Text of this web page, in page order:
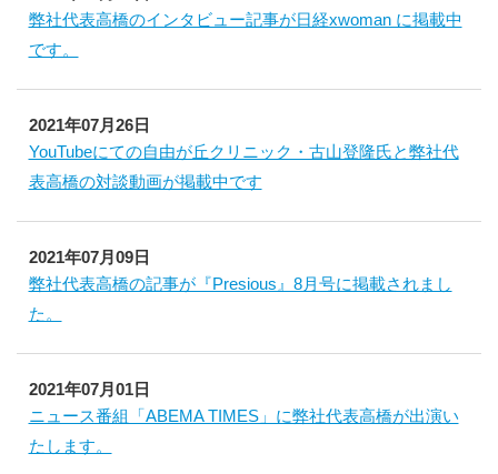
弊社代表高橋のインタビュー記事が日経xwoman に掲載中
です。
2021年07月26日
YouTubeにての自由が丘クリニック・古山登隆氏と弊社代
表高橋の対談動画が掲載中です
2021年07月09日
弊社代表高橋の記事が『Presious』8月号に掲載されまし
た。
2021年07月01日
ニュース番組「ABEMA TIMES」に弊社代表高橋が出演い
たします。